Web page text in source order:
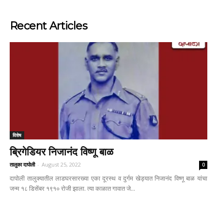
Recent Articles
विशेष
ब्रिगेडियर निजानंद विष्णू बाळ
तालुका दापोली - August 25, 2022 0
दापोली तालुक्यातील लाडघरसारख्या एका दूरस्थ व दुर्गम खेड्यात निजानंद विष्णू बाळ यांचा
जन्म १८ डिसेंबर १९१० रोजी झाला. त्या काळात गावात जे...